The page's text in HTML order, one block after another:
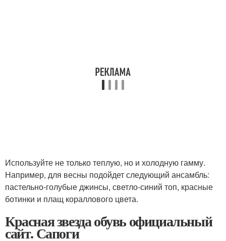
Используйте не только теплую, но и холодную гамму.
Например, для весны подойдет следующий ансамбль:
пастельно-голубые джинсы, светло-синий топ, красные
ботинки и плащ кораллового цвета.
Красная звезда обувь официальный
сайт. Сапоги